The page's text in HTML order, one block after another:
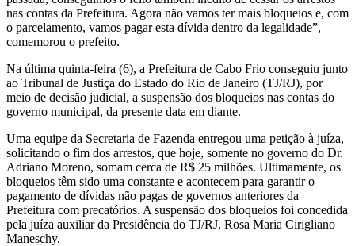
nas contas da Prefeitura. Agora não vamos ter mais bloqueios e, com
o parcelamento, vamos pagar esta dívida dentro da legalidade”,
comemorou o prefeito.
Na última quinta-feira (6), a Prefeitura de Cabo Frio conseguiu junto
ao Tribunal de Justiça do Estado do Rio de Janeiro (TJ/RJ), por
meio de decisão judicial, a suspensão dos bloqueios nas contas do
governo municipal, da presente data em diante.
Uma equipe da Secretaria de Fazenda entregou uma petição à juíza,
solicitando o fim dos arrestos, que hoje, somente no governo do Dr.
Adriano Moreno, somam cerca de R$ 25 milhões. Ultimamente, os
bloqueios têm sido uma constante e acontecem para garantir o
pagamento de dívidas não pagas de governos anteriores da
Prefeitura com precatórios. A suspensão dos bloqueios foi concedida
pela juíza auxiliar da Presidência do TJ/RJ, Rosa Maria Cirigliano
Maneschy.